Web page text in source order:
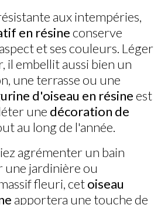
aux intempéries,
en résineconserve
et ses couleurs. Léger
il embellit aussi bien un
une terrasse ou une
d'oiseau en résineest
une décoration de
au long de l'année.
agrémenter un bain
une jardinière ou
fleuri, cetoiseau
apportera une touche de